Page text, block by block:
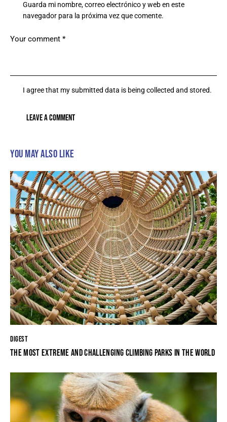
Guarda mi nombre, correo electrónico y web en este
navegador para la próxima vez que comente.
I agree that my submitted data is being collected and stored.
YOU MAY ALSO LIKE
DIGEST
THE MOST EXTREME AND CHALLENGING CLIMBING PARKS IN THE WORLD